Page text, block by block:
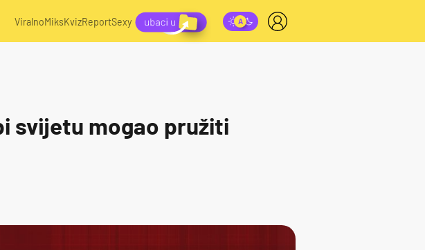
ViralnoMiksKvizReportSexy
svijetu mogao pružiti